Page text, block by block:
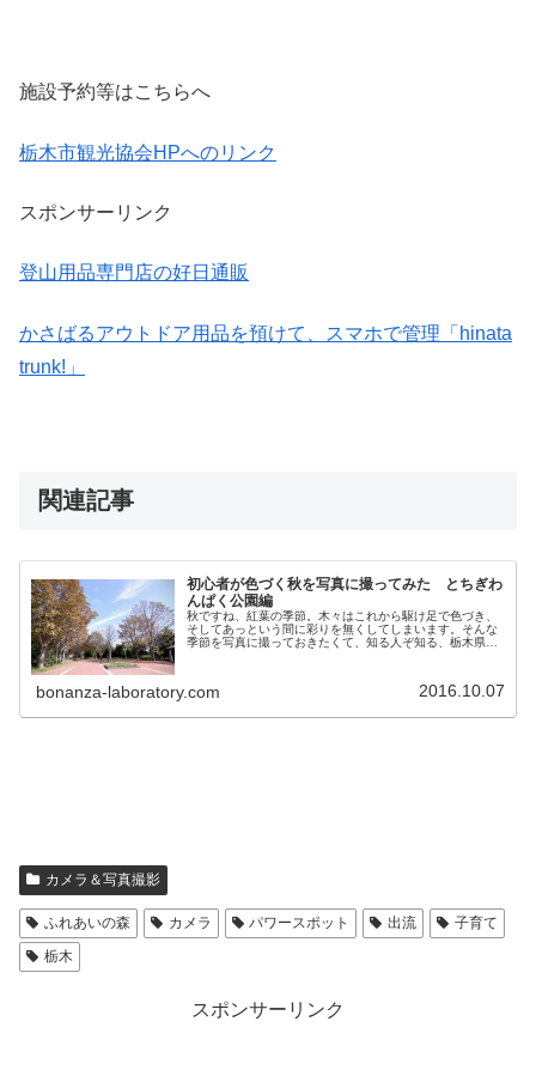
施設予約等はこちらへ
栃木市観光協会HPへのリンク
スポンサーリンク
登山用品専門店の好日通販
かさばるアウトドア用品を預けて、スマホで管理「hinata
trunk!」
関連記事
初心者が色づく秋を写真に撮ってみた とちぎわ
んぱく公園編
秋ですね、紅葉の季節。木々はこれから駆け足で色づき、
そしてあっという間に彩りを無くしてしまいます。そんな
季節を写真に撮っておきたくて、知る人ぞ知る、栃木県は
bonanza-laboratory.com 2016.10.07
カメラ＆写真撮影
ふれあいの森 カメラ パワースポット 出流
子育て
栃木
スポンサーリンク